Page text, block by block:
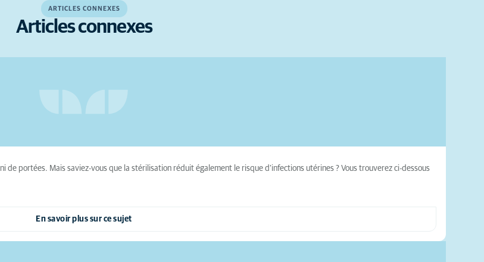
ARTICLES CONNEXES
Articles connexes
de portées. Mais saviez-vous que la stérilisation réduit également le risque d’infections utérines ? Vous trouverez ci-dessous
En savoir plus sur ce sujet